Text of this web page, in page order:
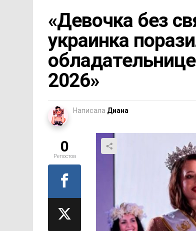
«Девочка без
украинка
2026»
Написала Диана
0
Репостов